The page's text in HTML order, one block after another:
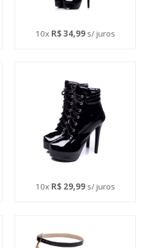
10x R$ 34,99s/ juros
10x R$ 29,99s/ juros